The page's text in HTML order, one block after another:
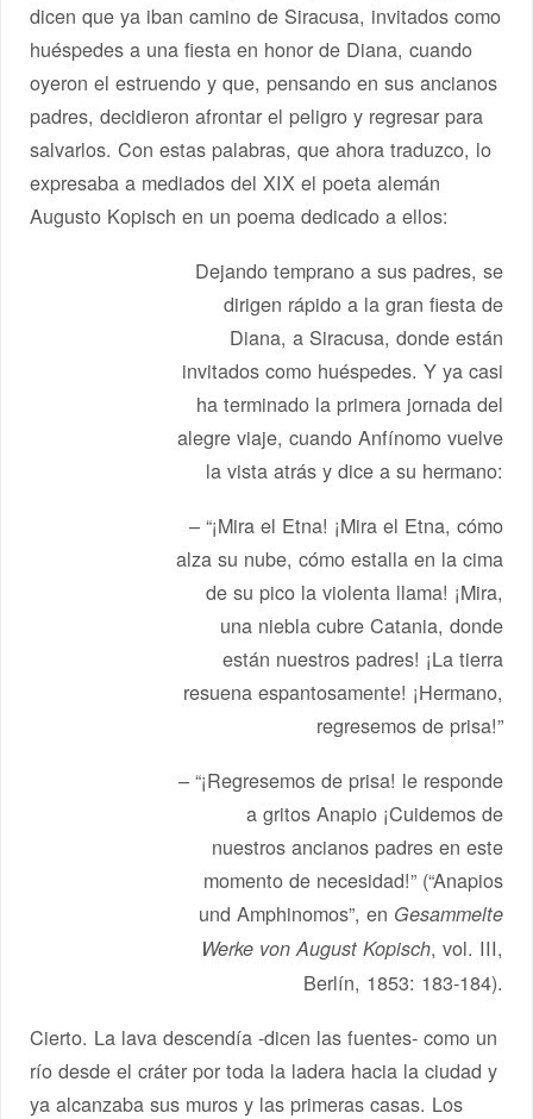
dicen que ya iban camino de Siracusa, invitados como
huéspedes a una fiesta en honor de Diana, cuando
oyeron el estruendo y que, pensando en sus ancianos
padres, decidieron afrontar el peligro y regresar para
salvarlos. Con estas palabras, que ahora traduzco, lo
expresaba a mediados del XIX el poeta alemán
Augusto Kopisch en un poema dedicado a ellos:
Dejando temprano a sus padres, se
dirigen rápido a la gran fiesta de
Diana, a Siracusa, donde están
invitados como huéspedes. Y ya casi
ha terminado la primera jornada del
alegre viaje, cuando Anfínomo vuelve
la vista atrás y dice a su hermano:
– “¡Mira el Etna! ¡Mira el Etna, cómo
alza su nube, cómo estalla en la cima
de su pico la violenta llama! ¡Mira,
una niebla cubre Catania, donde
están nuestros padres! ¡La tierra
resuena espantosamente! ¡Hermano,
regresemos de prisa!”
– “¡Regresemos de prisa! le responde
a gritos Anapio ¡Cuidemos de
nuestros ancianos padres en este
momento de necesidad!” (“Anapios
und Amphinomos”, en Gesammelte
Werke von August Kopisch, vol. III,
Berlín, 1853: 183-184).
Cierto. La lava descendía -dicen las fuentes- como un
río desde el cráter por toda la ladera hacia la ciudad y
ya alcanzaba sus muros y las primeras casas. Los